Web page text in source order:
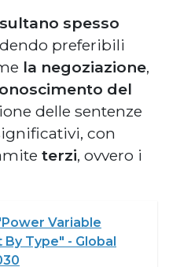
spesso
preferibili
la negoziazione,
del
delle sentenze
con
terzi, ovvero i
Variable
Type" - Global